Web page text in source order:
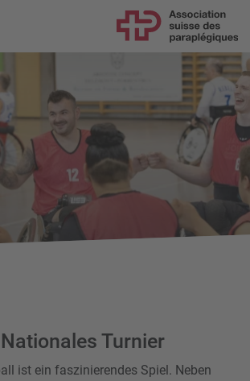
Turnier
ist ein faszinierendes Spiel. Neben